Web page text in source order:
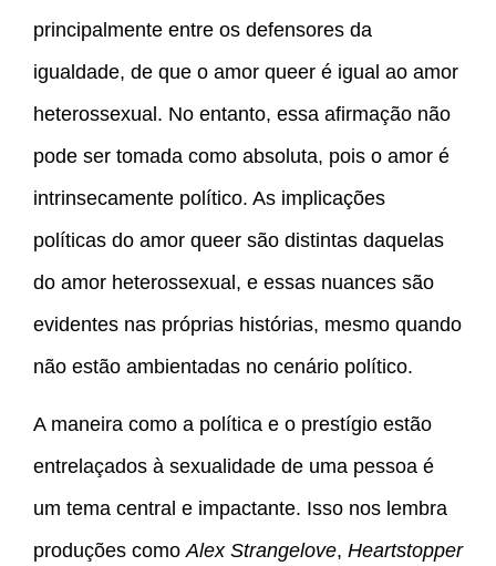
principalmente entre os defensores da
igualdade, de que o amor queer é igual ao amor
heterossexual. No entanto, essa afirmação não
pode ser tomada como absoluta, pois o amor é
intrinsecamente político. As implicações
políticas do amor queer são distintas daquelas
do amor heterossexual, e essas nuances são
evidentes nas próprias histórias, mesmo quando
não estão ambientadas no cenário político.
A maneira como a política e o prestígio estão
entrelaçados à sexualidade de uma pessoa é
um tema central e impactante. Isso nos lembra
produções como Alex Strangelove, Heartstopper